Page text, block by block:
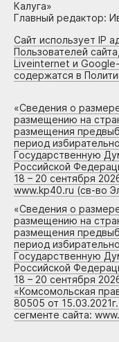
Калуга»
Главный редактор:
Сайт использует IP
Пользователей
Liveinternet и
содержатся в
«Сведения о
размещению на
размещения
период
Государственную
Российской
18 – 20 сентября
www.kp40.ru (св-во
«Сведения о
размещению на
размещения
период
Государственную
Российской
18 – 20 сентября
«Комсомольская
80505 от
сегменте сайта: